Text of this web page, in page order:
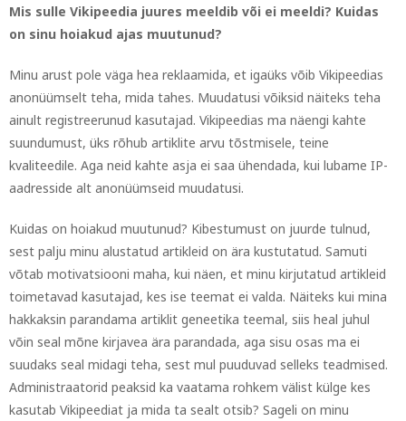
Mis sulle Vikipeedia juures meeldib või ei meeldi? Kuidas
on sinu hoiakud ajas muutunud?
Minu arust pole väga hea reklaamida, et igaüks võib Vikipeedias
anonüümselt teha, mida tahes. Muudatusi võiksid näiteks teha
ainult registreerunud kasutajad. Vikipeedias ma näengi kahte
suundumust, üks rõhub artiklite arvu tõstmisele, teine
kvaliteedile. Aga neid kahte asja ei saa ühendada, kui lubame IP-
aadresside alt anonüümseid muudatusi.
Kuidas on hoiakud muutunud? Kibestumust on juurde tulnud,
sest palju minu alustatud artikleid on ära kustutatud. Samuti
võtab motivatsiooni maha, kui näen, et minu kirjutatud artikleid
toimetavad kasutajad, kes ise teemat ei valda. Näiteks kui mina
hakkaksin parandama artiklit geneetika teemal, siis heal juhul
võin seal mõne kirjavea ära parandada, aga sisu osas ma ei
suudaks seal midagi teha, sest mul puuduvad selleks teadmised.
Administraatorid peaksid ka vaatama rohkem välist külge kes
kasutab Vikipeediat ja mida ta sealt otsib? Sageli on minu